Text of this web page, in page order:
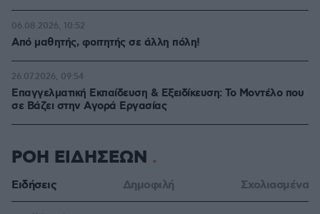
Από μαθητής, φοιτητής σε άλλη πόλη!
06.08.2026, 10:52
Επαγγελματική Εκπαίδευση & Εξειδίκευση: Το Mοντέλο που
σε Bάζει στην Aγορά Eργασίας
26.07.2026, 09:54
ΡΟΗ ΕΙΔΗΣΕΩΝ
Ειδήσεις Δημοφιλή Σχολιασμένα